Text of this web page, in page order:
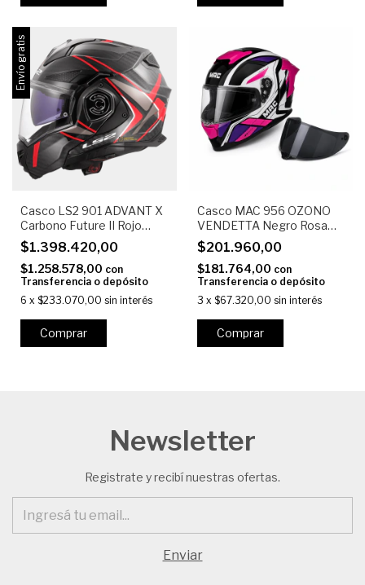
Envío gratis
Casco LS2 901 ADVANT X
Carbono Future II Rojo
Brillo
$1.398.420,00
$1.258.578,00 con
Transferencia o depósito
6 x $233.070,00 sin interés
Comprar
Casco MAC 956 OZONO
VENDETTA Negro Rosa
Brillo con VISOR NEGRO
$201.960,00
$181.764,00 con
Transferencia o depósito
3 x $67.320,00 sin interés
Comprar
Newsletter
Registrate y recibí nuestras ofertas.